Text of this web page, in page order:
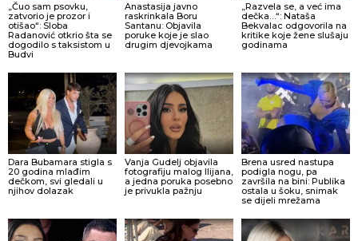
„Čuo sam psovku,
zatvorio je prozor i
otišao“: Sloba
Radanović otkrio šta se
dogodilo s taksistom u
Budvi
Anastasija javno
raskrinkala Boru
Santanu: Objavila
poruke koje je slao
drugim djevojkama
„Razvela se, a već ima
dečka…“: Nataša
Bekvalac odgovorila na
kritike koje žene slušaju
godinama
Dara Bubamara stigla s
20 godina mlađim
dečkom, svi gledali u
njihov dolazak
Vanja Gudelj objavila
fotografiju malog Ilijana,
a jedna poruka posebno
je privukla pažnju
Brena usred nastupa
podigla nogu, pa
završila na bini: Publika
ostala u šoku, snimak
se dijeli mrežama